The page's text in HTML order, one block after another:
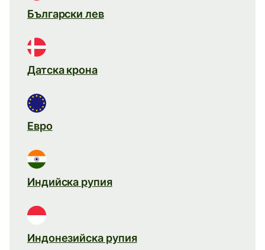
Български лев
Датска крона
Евро
Индийска рупия
Индонезийска рупия